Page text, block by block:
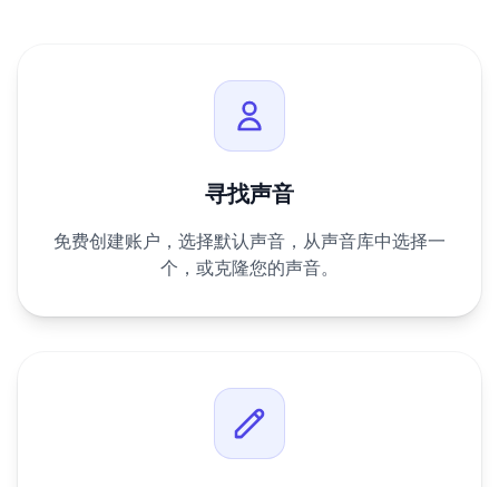
寻找声音
免费创建账户，选择默认声音，从声音库中选择一
个，或克隆您的声音。